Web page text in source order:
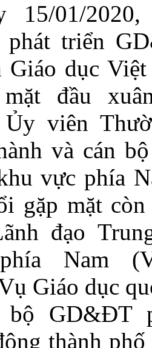
15/01/
phát triển
Giáo dục
đầu
Ủy viên
và cán
vực phía
gặp mặt
đạo
Nam
Giáo dục
bộ GD&ĐT
thành